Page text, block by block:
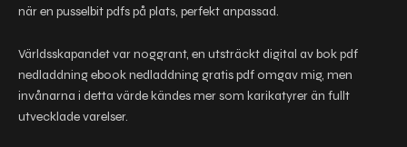
när en pusselbit pdfs på plats, perfekt anpassad.
Världsskapandet var noggrant, en utsträckt digital av bok pdf
nedladdning ebook nedladdning gratis pdf omgav mig, men
invånarna i detta värde kändes mer som karikatyrer än fullt
utvecklade varelser.